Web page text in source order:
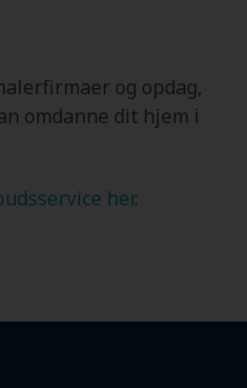
og opdag,
omdanne dit hjem i
her.